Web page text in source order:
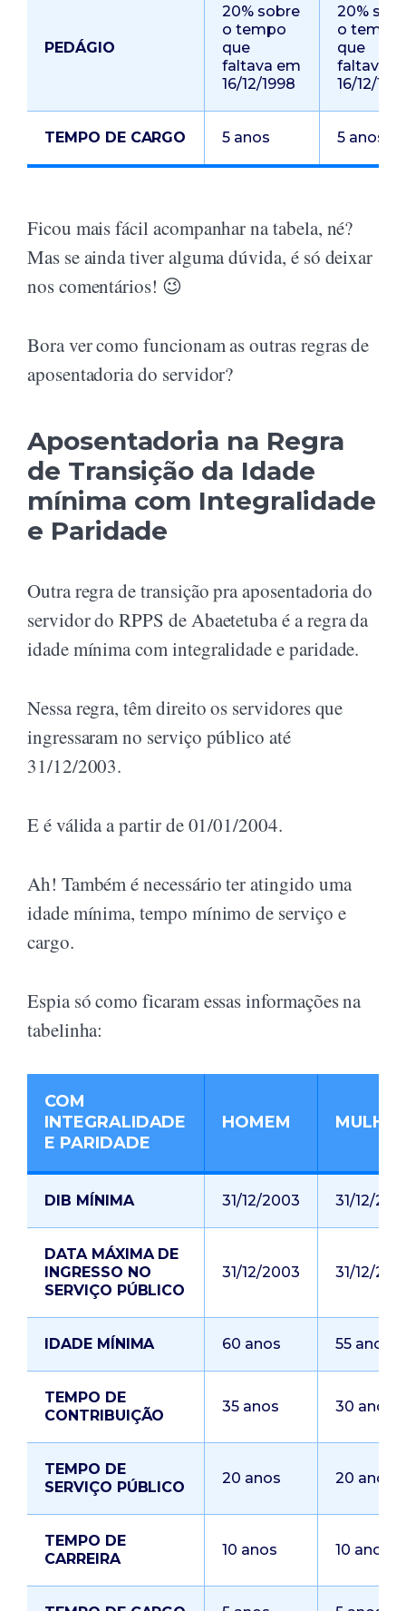
PEDÁGIO
20% sobre
o tempo
que
faltava em
16/12/1998
20%
o tempo
que
faltava
16/12/
TEMPO DE CARGO 5 anos 5 anos
Ficou mais fácil acompanhar na tabela, né?
Mas se ainda tiver alguma dúvida, é só deixar
nos comentários! 😉
Bora ver como funcionam as outras regras de
aposentadoria do servidor?
Aposentadoria na Regra
de Transição da Idade
mínima com Integralidade
e Paridade
Outra regra de transição pra aposentadoria do
servidor do RPPS de Abaetetuba é a regra da
idade mínima com integralidade e paridade.
Nessa regra, têm direito os servidores que
ingressaram no serviço público até
31/12/2003.
E é válida a partir de 01/01/2004.
Ah! Também é necessário ter atingido uma
idade mínima, tempo mínimo de serviço e
cargo.
Espia só como ficaram essas informações na
tabelinha:
COM
INTEGRALIDADE
E PARIDADE
HOMEM
DIB MÍNIMA 31/12/2003 31/12/
DATA MÁXIMA DE
INGRESSO NO
SERVIÇO PÚBLICO
31/12/2003 31/12/
IDADE MÍNIMA 60 anos 55 anos
TEMPO DE
CONTRIBUIÇÃO
35 anos 30 anos
TEMPO DE
SERVIÇO PÚBLICO
20 anos 20 anos
TEMPO DE
CARREIRA
10 anos 10 anos